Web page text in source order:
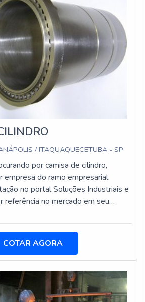
/ ITAQUAQUECETUBA - SP
por camisa de cilindro,
empresa do ramo empresarial.
no portal Soluções Industriais e
referência no mercado em seu
busca por camisa cilindro em
É possível encontrar camisa de
e peças para sistema de
garantindo a satisfação da
com foco total na qualidade.Ainda
de cilindro, mais do que visar apenas
COTAR AGORA